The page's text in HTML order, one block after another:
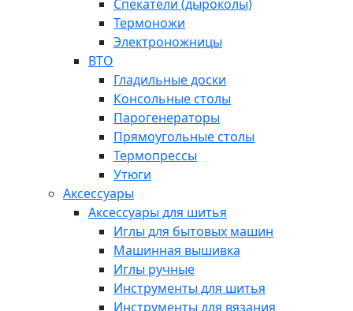
Спекатели (дыроколы)
Термоножи
Электроножницы
ВТО
Гладильные доски
Консольные столы
Парогенераторы
Прямоугольные столы
Термопрессы
Утюги
Аксессуары
Аксессуары для шитья
Иглы для бытовых машин
Машинная вышивка
Иглы ручные
Инструменты для шитья
Инструменты для вязания